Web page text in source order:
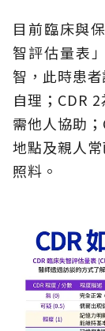
目前臨床與
智評估量表
智，此時患
自理；CDR
需他人協助
地點及親人
照料。